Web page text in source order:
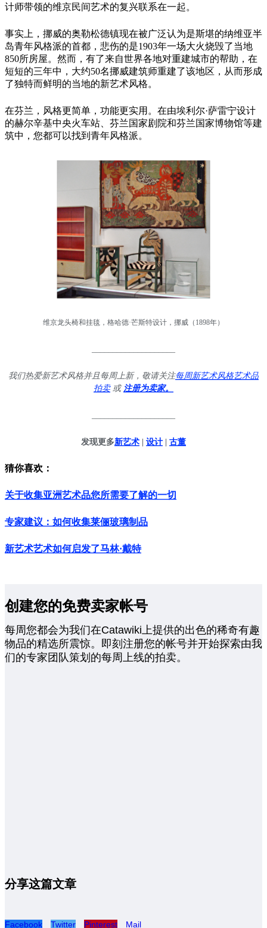
计师带领的维京民间艺术的复兴联系在一起。
事实上，挪威的奥勒松德镇现在被广泛认为是斯堪的纳维亚半
岛青年风格派的首都，悲伤的是1903年一场大火烧毁了当地
850所房屋。然而，有了来自世界各地对重建城市的帮助，在
短短的三年中，大约50名挪威建筑师重建了该地区，从而形成
了独特而鲜明的当地的新艺术风格。
在芬兰，风格更简单，功能更实用。在由埃利尔·萨雷宁设计
的赫尔辛基中央火车站、芬兰国家剧院和芬兰国家博物馆等建
筑中，您都可以找到青年风格派。
维京龙头椅和挂毯，格哈德·芒斯特设计，挪威（1898年）
我们热爱新艺术风格并且每周上新，敬请关注每周新艺术风格艺术品
拍卖或 注册为卖家。
发现更多新艺术 设计 古董
猜你喜欢：
关于收集亚洲艺术品您所需要了解的一切
专家建议：如何收集莱俪玻璃制品
新艺术艺术如何启发了马林·戴特
创建您的免费卖家帐号
每周您都会为我们在Catawiki上提供的出色的稀奇有趣
物品的精选所震惊。即刻注册您的帐号并开始探索由我
们的专家团队策划的每周上线的拍卖。
分享这篇文章
Facebook Twitter Pinterest Mail